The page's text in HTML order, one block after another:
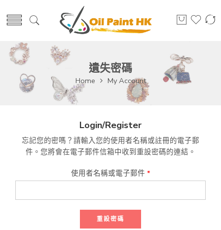
遺失密碼
Home My Account
Login/Register
忘記您的密嗎？請輸入您的使用者名稱或註冊的電子郵
件。您將會在電子郵件信箱中收到重設密碼的連結。
使用者名稱或電子郵件 *
重設密碼